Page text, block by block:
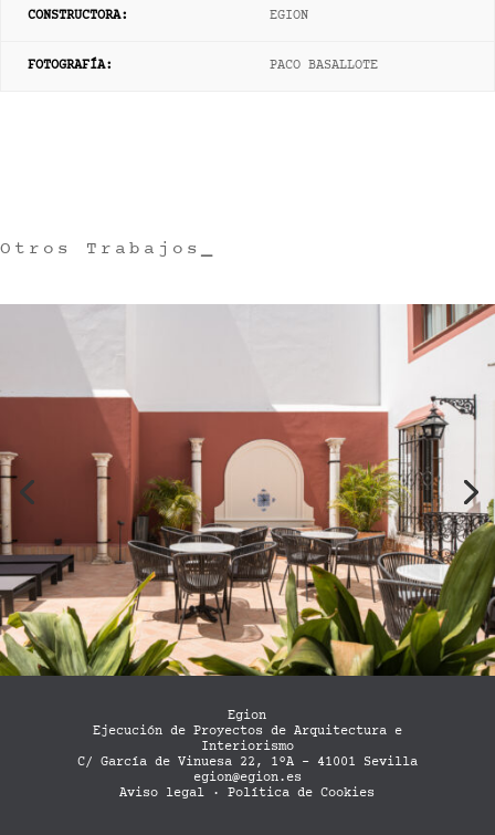
CONSTRUCTORA: EGION
FOTOGRAFÍA: PACO BASALLOTE
Otros Trabajos _
Egion
Ejecución de Proyectos de Arquitectura e
Interiorismo
C/ García de Vinuesa 22, 1ºA - 41001 Sevilla
egion@egion.es
Aviso legal ·Política de Cookies